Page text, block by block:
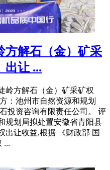
方解石（金）矿采
出让 ...
岭方解石（金）矿采矿权
：池州市自然资源和规划
投资咨询有限责任公司。 评
规划局拟处置安徽省青阳县
出让收益,根据 《财政部 国
...